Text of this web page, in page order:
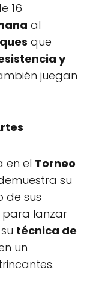
16
al
que
y
juegan
en el Torneo
su
de sus
para lanzar
técnica de
un